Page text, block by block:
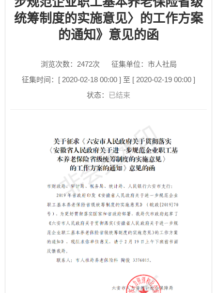
统筹制度的实施意见〉的工作方案
的通知》意见的函
浏览次数： 2472次
征集单位：市人社局
征集时间：[ 2020-02-18 00:00 ] 至 [ 2020-02-19 00:00 ]
状态： 已结束